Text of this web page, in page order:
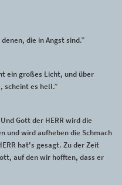
die in Angst sind.”
ein großes Licht, und über
scheint es hell.”
Gott der HERR wird die
und wird aufheben die Schmach
hat's gesagt. Zu der Zeit
auf den wir hofften, dass er